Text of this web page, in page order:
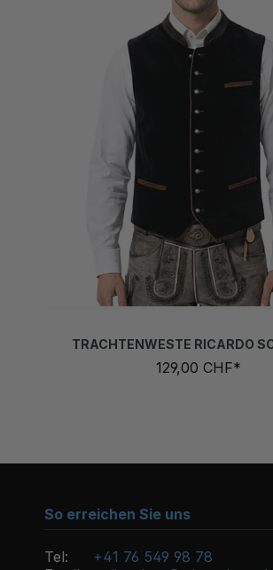
129,00 CHF*
So erreichen Sie uns
Tel:
+41 76 549 98 78